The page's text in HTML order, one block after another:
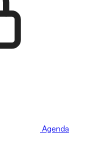
Agenda